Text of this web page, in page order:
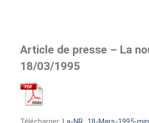
Article de presse – La
18/03/1995